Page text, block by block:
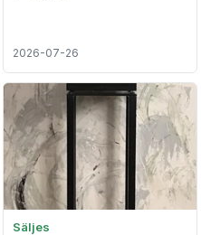
2026-07-26
Säljes